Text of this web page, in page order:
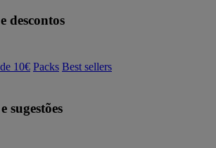
descontos
10€ Packs Best sellers
sugestões